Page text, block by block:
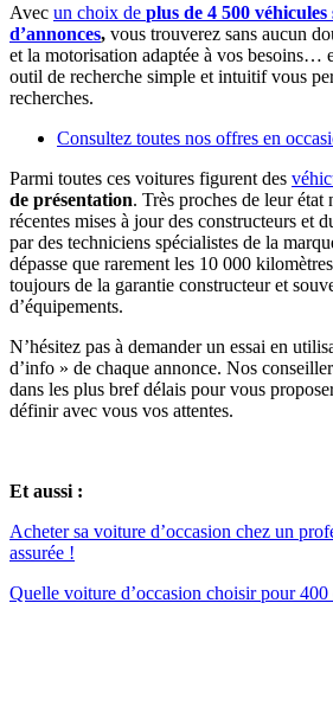
Avec un choix de plus de 4 500
d’annonces, vous trouverez sans aucun
et la motorisation adaptée à vos besoins…
outil de recherche simple et intuitif vous
recherches.
Consultez toutes nos offres en
Parmi toutes ces voitures figurent des
de présentation. Très proches de leur
récentes mises à jour des constructeurs et
par des techniciens spécialistes de la
dépasse que rarement les 10 000
toujours de la garantie constructeur et
d’équipements.
N’hésitez pas à demander un essai en
d’info » de chaque annonce. Nos
dans les plus bref délais pour vous
définir avec vous vos attentes.
Et aussi :
Acheter sa voiture d’occasion chez un
assurée !
Quelle voiture d’occasion choisir pour 400